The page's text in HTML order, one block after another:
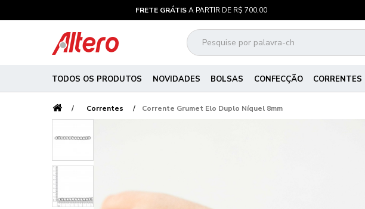
FRETE GRÁTISA PARTIR DE R$ 700,00
TODOS OS PRODUTOS NOVIDADES BOLSAS CONFECÇÃO CORRENTES
Correntes Corrente Grumet Elo Duplo Níquel 8mm